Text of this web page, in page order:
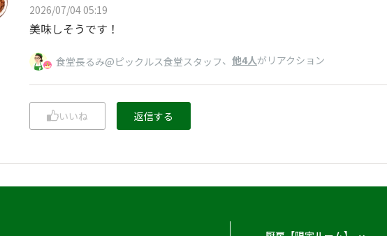
2026/07/04 05:19
美味しそうです！
食堂長るみ@ピックルス食堂スタッフ、 他4人がリアクション
いいね 返信する